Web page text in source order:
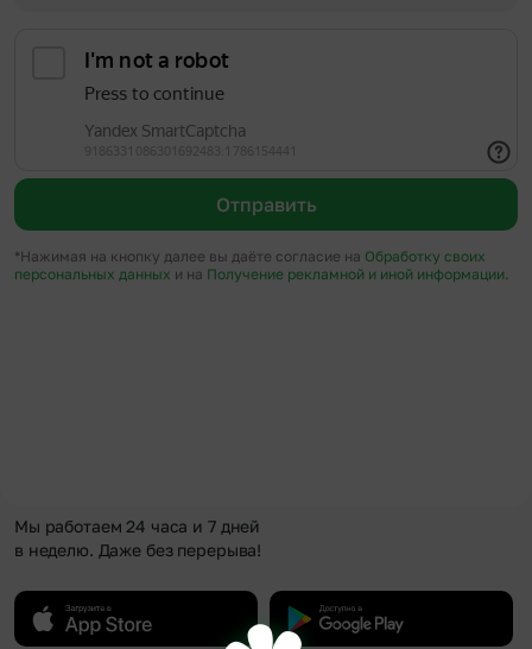
Отправить
*Нажимая на кнопку далее вы даёте согласие на Обработку своих
персональных данных и на Получение рекламной и иной информации.
Мы работаем 24 часа и 7 дней
в неделю. Даже без перерыва!